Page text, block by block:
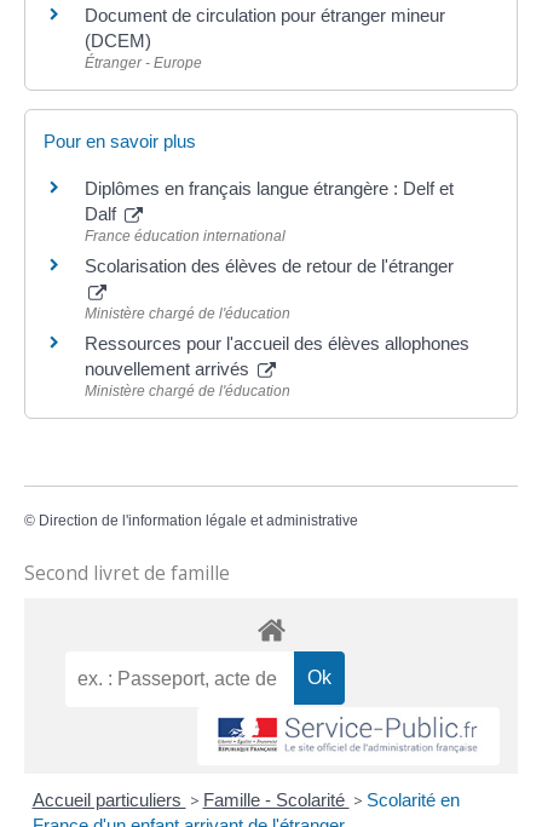
Document de circulation pour étranger mineur
(DCEM)
Étranger - Europe
Pour en savoir plus
Diplômes en français langue étrangère : Delf et
Dalf
France éducation international
Scolarisation des élèves de retour de l'étranger
Ministère chargé de l'éducation
Ressources pour l'accueil des élèves allophones
nouvellement arrivés
Ministère chargé de l'éducation
© Direction de l'information légale et administrative
Second livret de famille
Accueil particuliers > Famille - Scolarité > Scolarité en